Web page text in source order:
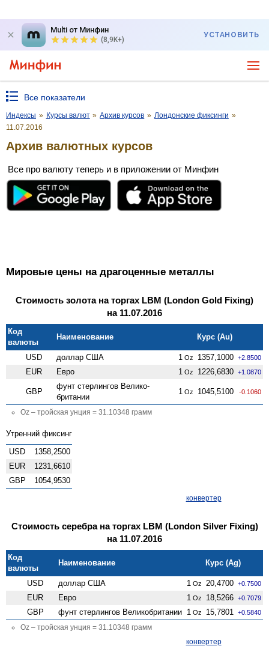
Multi от Минфин
(8,9K+)
УСТАНОВИТЬ
Все показатели
Индексы » Курсы валют » Архив курсов » Лондонские фиксинги »
11.07.2016
Архив валютных курсов
Все про валюту теперь и в приложении от Минфин
Мировые цены на драгоценные металлы
Стоимость золота на торгах LBM (London Gold Fixing)
на 11.07.2016
Код
валюты
Наименование Курс (Au)
USD доллар США 1 Oz 1357,1000 +2.8500
EUR Евро 1 Oz 1226,6830 +1.0870
GBP
фунт стерлингов Велико­
британии
1 Oz 1045,5100 -0.1060
Oz – тройская унция = 31.10348 грамм
Утренний фиксинг
USD
1358,2500
EUR
1231,6610
GBP
1054,9530
конвертер
Стоимость серебра на торгах LBM (London Silver Fixing)
на 11.07.2016
Код
валюты
Наименование Курс (Ag)
USD доллар США 1 Oz 20,4700 +0.7500
EUR Евро 1 Oz 18,5266 +0.7079
GBP фунт стерлингов Велико­британии 1 Oz 15,7801 +0.5840
Oz – тройская унция = 31.10348 грамм
конвертер